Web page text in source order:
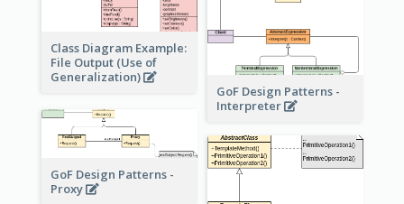
Class Diagram Example:
File Output (Use of
Generalization)
GoF Design Patterns -
Interpreter
GoF Design Patterns -
Proxy